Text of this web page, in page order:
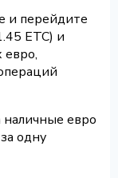
и перейдите
ETC) и
евро,
наличные евро
одну